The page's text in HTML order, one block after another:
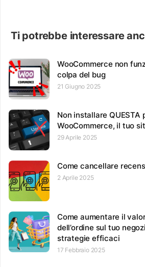
Ti potrebbe interessare
WooCommerce non
colpa del bug
21 Giugno 2025
Non installare QUESTA
WooCommerce, il tuo
29 Aprile 2025
Come cancellare
2 Aprile 2025
Come aumentare il
dell’ordine sul tuo
strategie efficaci
17 Febbraio 2025